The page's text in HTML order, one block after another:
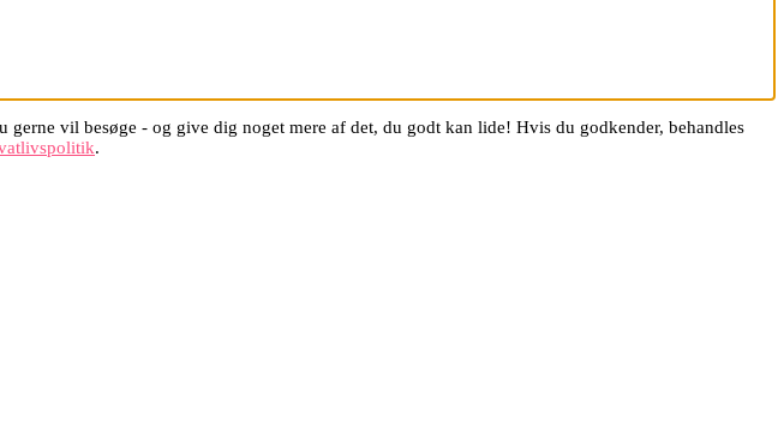
vil besøge - og give dig noget mere af det, du godt kan lide! Hvis du godkender, behandles
.